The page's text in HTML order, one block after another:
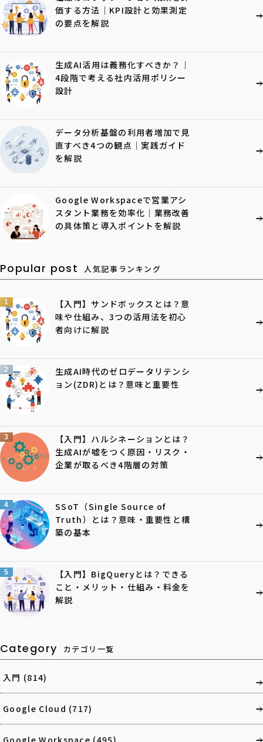
価する方法｜KPI設計と効果測定
の要点を解説
生成AI活用は義務化すべきか？｜
4段階で考える社内活用ポリシー
設計
データ分析基盤の利用者増加で見
直すべき4つの観点｜実践ガイド
を解説
Google Workspaceで営業アシ
スタント業務を効率化｜業務改善
の具体策と導入ポイントを解説
Popular post 人気記事ランキング
1
【入門】サンドボックスとは？意
味や仕組み、3つの活用法を初心
者向けに解説
2
生成AI時代のゼロデータリテンシ
ョン(ZDR)とは？意味と重要性
3
【入門】ハルシネーションとは？
生成AIが嘘をつく原因・リスク・
企業が取るべき4階層の対策
4
SSoT（Single Source of
Truth）とは？意味・重要性と構
築の基本
5
【入門】BigQueryとは？できる
こと・メリット・仕組み・料金を
解説
Category カテゴリ一覧
入門 (814)
Google Cloud (717)
Google Workspace (495)